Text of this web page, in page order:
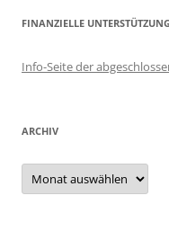
FINANZIELLE UNTERSTÜTZUNG
Info-Seite der
ARCHIV
Archiv